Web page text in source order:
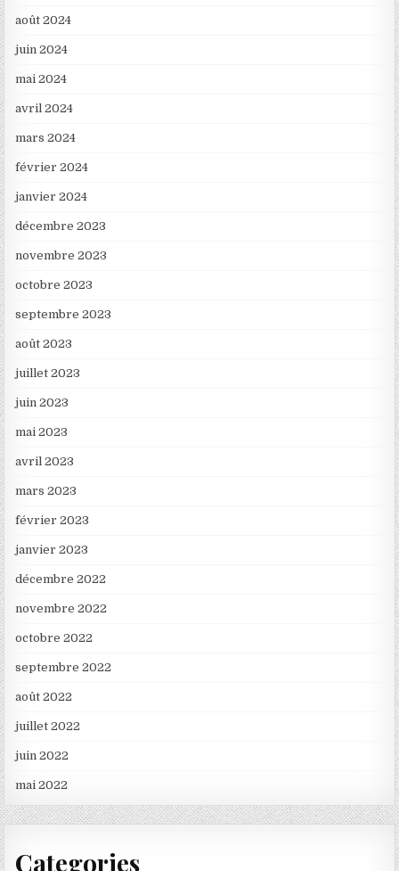
août 2024
juin 2024
mai 2024
avril 2024
mars 2024
février 2024
janvier 2024
décembre 2023
novembre 2023
octobre 2023
septembre 2023
août 2023
juillet 2023
juin 2023
mai 2023
avril 2023
mars 2023
février 2023
janvier 2023
décembre 2022
novembre 2022
octobre 2022
septembre 2022
août 2022
juillet 2022
juin 2022
mai 2022
Categories